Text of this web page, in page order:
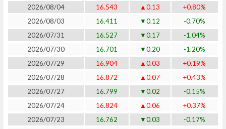
2026/08/04
16.543 ▲0.13
+0.80%
2026/08/03
16.411 ▼0.12
-0.70%
2026/07/31
16.527 ▼0.17
-1.04%
2026/07/30
16.701 ▼0.20
-1.20%
2026/07/29
16.904 ▲0.03
+0.19%
2026/07/28
16.872 ▲0.07
+0.43%
2026/07/27
16.799 ▼0.02
-0.15%
2026/07/24
16.824 ▲0.06
+0.37%
2026/07/23
16.762 ▼0.03
-0.17%